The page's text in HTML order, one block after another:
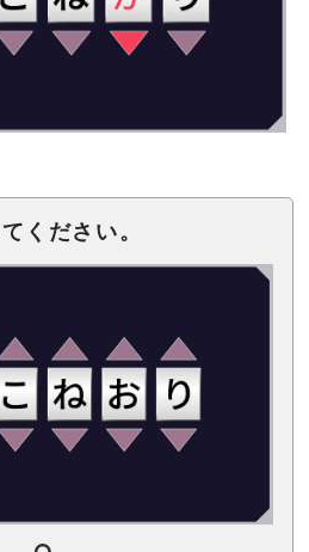
ください。